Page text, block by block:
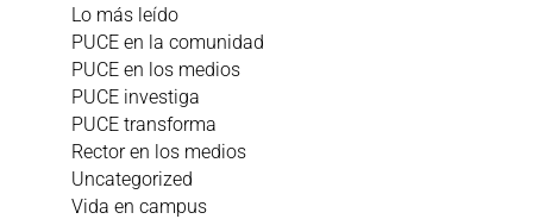
Lo más leído
PUCE en la comunidad
PUCE en los medios
PUCE investiga
PUCE transforma
Rector en los medios
Uncategorized
Vida en campus